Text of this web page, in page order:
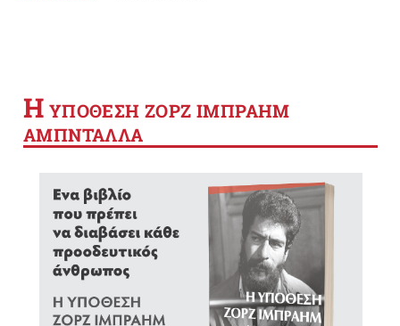
Η YΠΟΘΕΣΗ ΖΟΡΖ ΙΜΠΡΑΗΜ
ΑΜΠΝΤΑΛΛΑ